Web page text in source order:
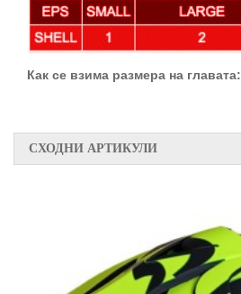
Как се взима размера на главата:
СХОДНИ АРТИКУЛИ